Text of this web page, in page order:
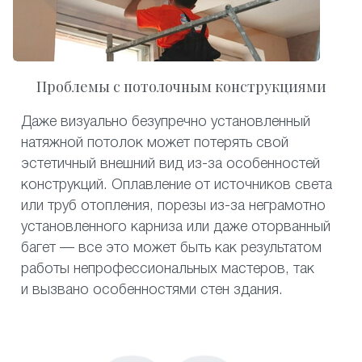
Проблемы с потолочным конструкциями
Даже визуально безупречно установленный
натяжной потолок может потерять свой
эстетичный внешний вид из-за особенностей
конструкций. Оплавление от источников света
или труб отопления, порезы из-за неграмотно
установленного карниза или даже оторванный
багет — все это может быть как результатом
работы непрофессиональных мастеров, так
и вызвано особенностями стен здания.